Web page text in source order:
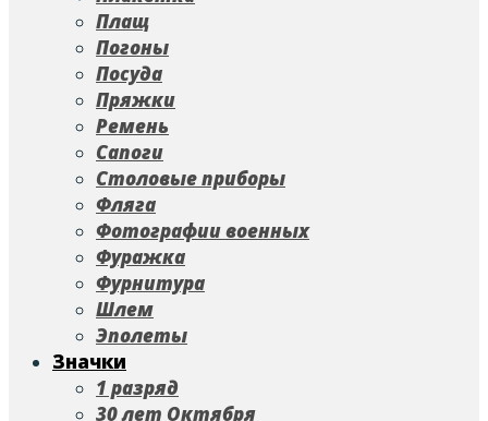
Плащ
Погоны
Посуда
Пряжки
Ремень
Сапоги
Столовые приборы
Фляга
Фотографии военных
Фуражка
Фурнитура
Шлем
Эполеты
Значки
1 разряд
30 лет Октября